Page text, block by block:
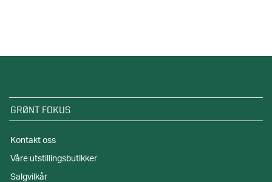
GRØNT FOKUS
Kontakt oss
Våre utstillingsbutikker
Salgvilkår